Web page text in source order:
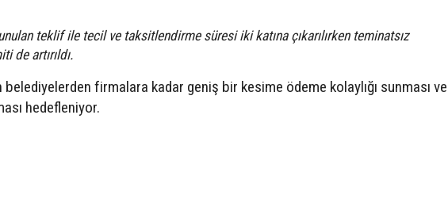
teklif ile tecil ve taksitlendirme süresi iki katına çıkarılırken teminatsız
de artırıldı.
firmalara kadar geniş bir kesime ödeme kolaylığı sunması ve
hedefleniyor.